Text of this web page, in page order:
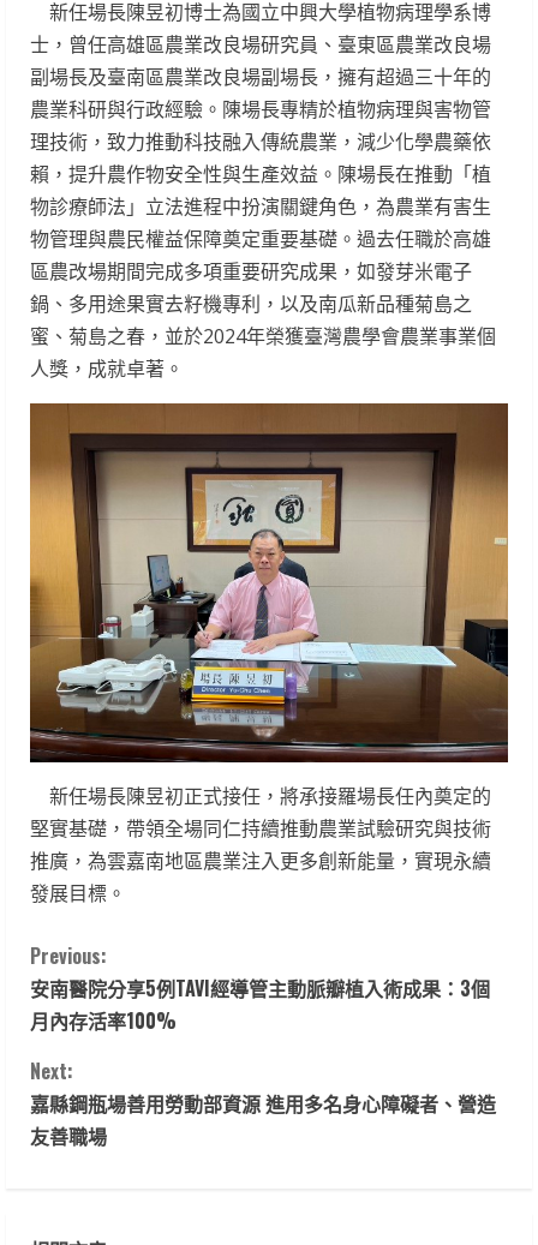
新任場長陳昱初博士為國立中興大學植物病理學系博
士，曾任高雄區農業改良場研究員、臺東區農業改良場
副場長及臺南區農業改良場副場長，擁有超過三十年的
農業科研與行政經驗。陳場長專精於植物病理與害物管
理技術，致力推動科技融入傳統農業，減少化學農藥依
賴，提升農作物安全性與生產效益。陳場長在推動「植
物診療師法」立法進程中扮演關鍵角色，為農業有害生
物管理與農民權益保障奠定重要基礎。過去任職於高雄
區農改場期間完成多項重要研究成果，如發芽米電子
鍋、多用途果實去籽機專利，以及南瓜新品種菊島之
蜜、菊島之春，並於2024年榮獲臺灣農學會農業事業個
人獎，成就卓著。
新任場長陳昱初正式接任，將承接羅場長任內奠定的
堅實基礎，帶領全場同仁持續推動農業試驗研究與技術
推廣，為雲嘉南地區農業注入更多創新能量，實現永續
發展目標。
C
o
n
t
i
Previous:
安南醫院分享5例TAVI經導管主動脈瓣植入術成果：3個
月內存活率100%
Next:
嘉縣鋼瓶場善用勞動部資源 進用多名身心障礙者、營造
友善職場